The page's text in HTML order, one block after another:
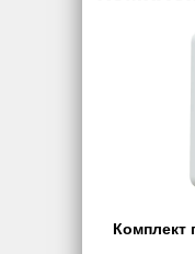
Комплект